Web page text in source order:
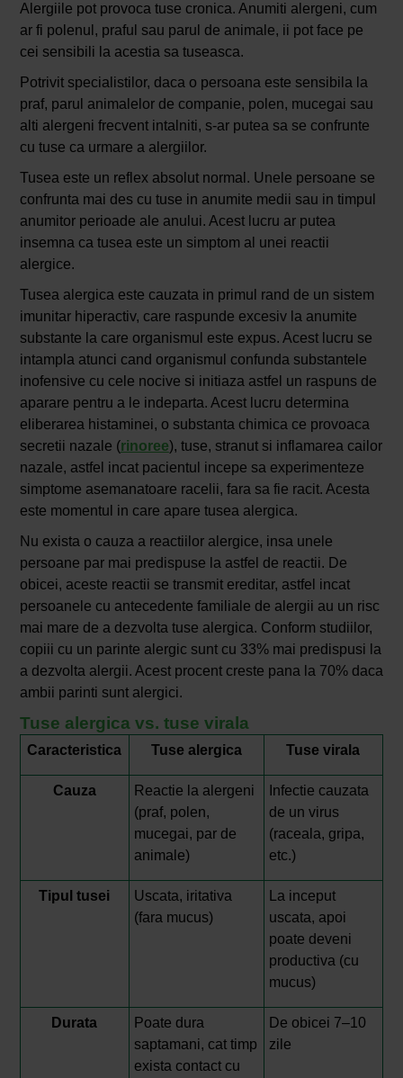
Alergiile pot provoca tuse cronica. Anumiti alergeni, cum
ar fi polenul, praful sau parul de animale, ii pot face pe
cei sensibili la acestia sa tuseasca.
Potrivit specialistilor, daca o persoana este sensibila la
praf, parul animalelor de companie, polen, mucegai sau
alti alergeni frecvent intalniti, s-ar putea sa se confrunte
cu tuse ca urmare a alergiilor.
Tusea este un reflex absolut normal. Unele persoane se
confrunta mai des cu tuse in anumite medii sau in timpul
anumitor perioade ale anului. Acest lucru ar putea
insemna ca tusea este un simptom al unei reactii
alergice.
Tusea alergica este cauzata in primul rand de un sistem
imunitar hiperactiv, care raspunde excesiv la anumite
substante la care organismul este expus. Acest lucru se
intampla atunci cand organismul confunda substantele
inofensive cu cele nocive si initiaza astfel un raspuns de
aparare pentru a le indeparta. Acest lucru determina
eliberarea histaminei, o substanta chimica ce provoaca
secretii nazale (rinoree), tuse, stranut si inflamarea cailor
nazale, astfel incat pacientul incepe sa experimenteze
simptome asemanatoare racelii, fara sa fie racit. Acesta
este momentul in care apare tusea alergica.
Nu exista o cauza a reactiilor alergice, insa unele
persoane par mai predispuse la astfel de reactii. De
obicei, aceste reactii se transmit ereditar, astfel incat
persoanele cu antecedente familiale de alergii au un risc
mai mare de a dezvolta tuse alergica. Conform studiilor,
copiii cu un parinte alergic sunt cu 33% mai predispusi la
a dezvolta alergii. Acest procent creste pana la 70% daca
ambii parinti sunt alergici.
Tuse alergica vs. tuse virala
Caracteristica Tuse alergica Tuse virala
Cauza
Reactie la alergeni
(praf, polen,
mucegai, par de
animale)
Infectie cauzata
de un virus
(raceala, gripa,
etc.)
Tipul tusei
Uscata, iritativa
(fara mucus)
La inceput
uscata, apoi
poate deveni
productiva (cu
mucus)
Durata
Poate dura
saptamani, cat timp
exista contact cu
De obicei 7–10
zile